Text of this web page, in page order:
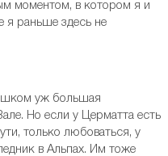
моментом, в котором я и
я раньше здесь не
уж большая
Но если у Церматта есть
только любоваться, у
в Альпах. Им тоже